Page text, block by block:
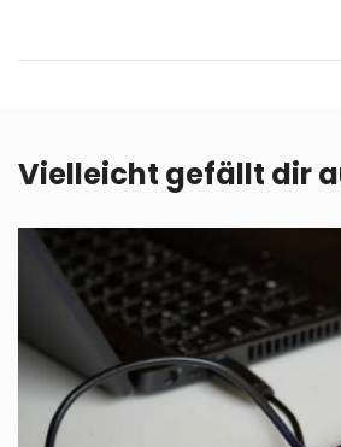
Vielleicht gefällt dir